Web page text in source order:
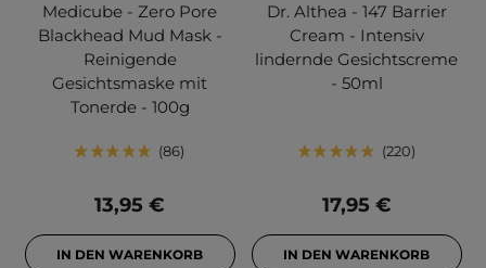
Medicube - Zero Pore
Blackhead Mud Mask -
Reinigende
Gesichtsmaske mit
Tonerde - 100g
86
13,95 €
IN DEN WARENKORB
Dr. Althea - 147 Barrier
Cream - Intensiv
lindernde Gesichtscreme
- 50ml
220
17,95 €
IN DEN WARENKORB